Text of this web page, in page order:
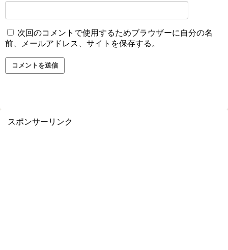
次回のコメントで使用するためブラウザーに自分の名
前、メールアドレス、サイトを保存する。
スポンサーリンク